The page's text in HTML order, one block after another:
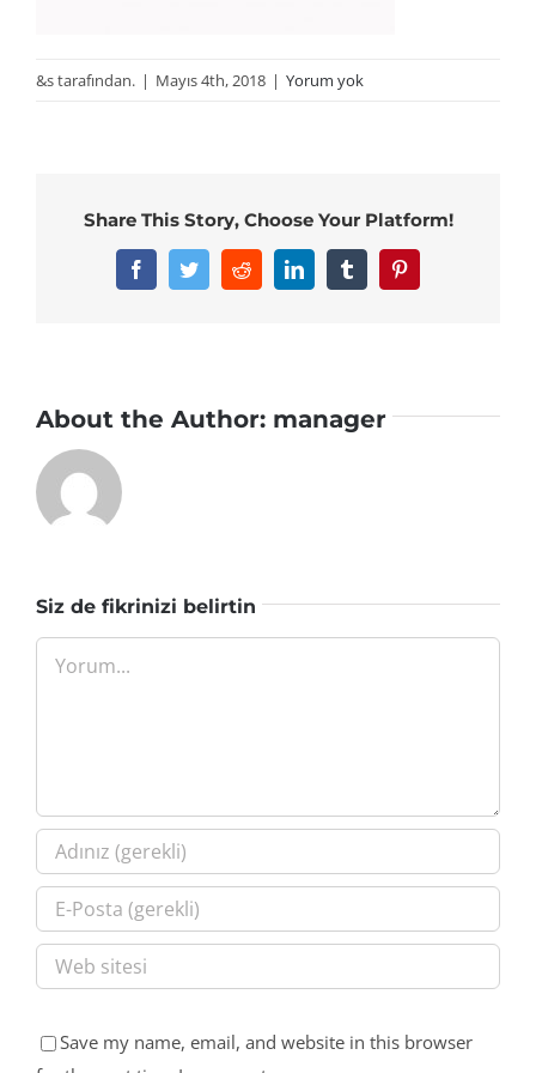
&s tarafından. | Mayıs 4th, 2018 | Yorum yok
Share This Story, Choose Your Platform!
FacebookTwitterRedditLinkedInTumblrPinterest
About the Author: manager
Siz de fikrinizi belirtin
Save my name, email, and website in this browser